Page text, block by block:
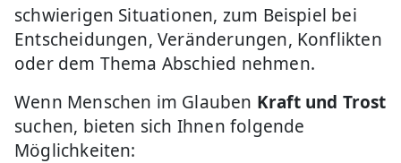
schwierigen Situationen, zum Beispiel bei
Entscheidungen, Veränderungen, Konflikten
oder dem Thema Abschied nehmen.
Wenn Menschen im Glauben Kraft und Trost
suchen, bieten sich Ihnen folgende
Möglichkeiten: